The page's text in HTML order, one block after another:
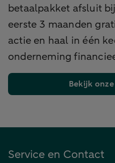
betaalpakket afsluit
eerste 3 maanden
actie en haal in één
onderneming
Bekijk
Service en Contact